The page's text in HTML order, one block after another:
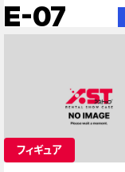
E-07
フィギュア